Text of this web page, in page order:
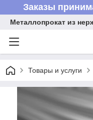
Заказы
Металлопрокат из
Товары и услуги